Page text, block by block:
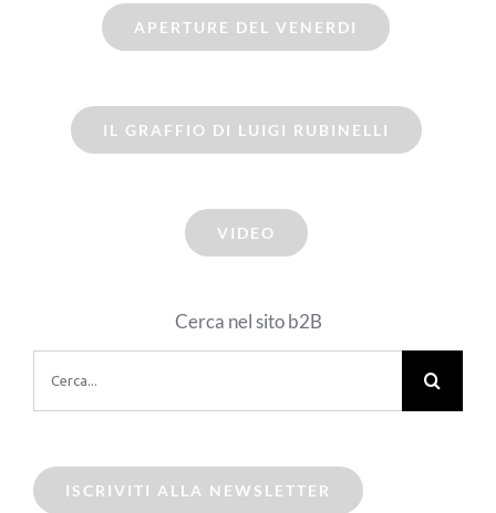
APERTURE DEL VENERDI
IL GRAFFIO DI LUIGI RUBINELLI
VIDEO
Cerca nel sito b2B
per:
ISCRIVITI ALLA NEWSLETTER